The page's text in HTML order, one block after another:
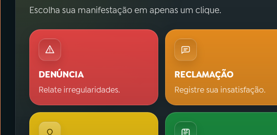
Escolha sua manifestação em apenas um clique.
DENÚNCIA
Relate irregularidades.
RECLAMAÇÃO
Registre sua insatisfação.